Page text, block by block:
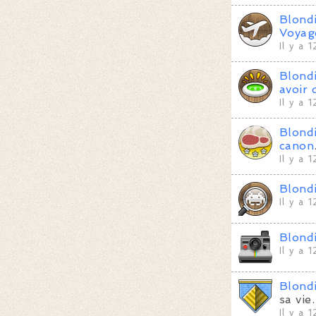
Il y a
avoir
Il y a
canon
Il y a
Il y a
Il y a
sa vie.
Il y a